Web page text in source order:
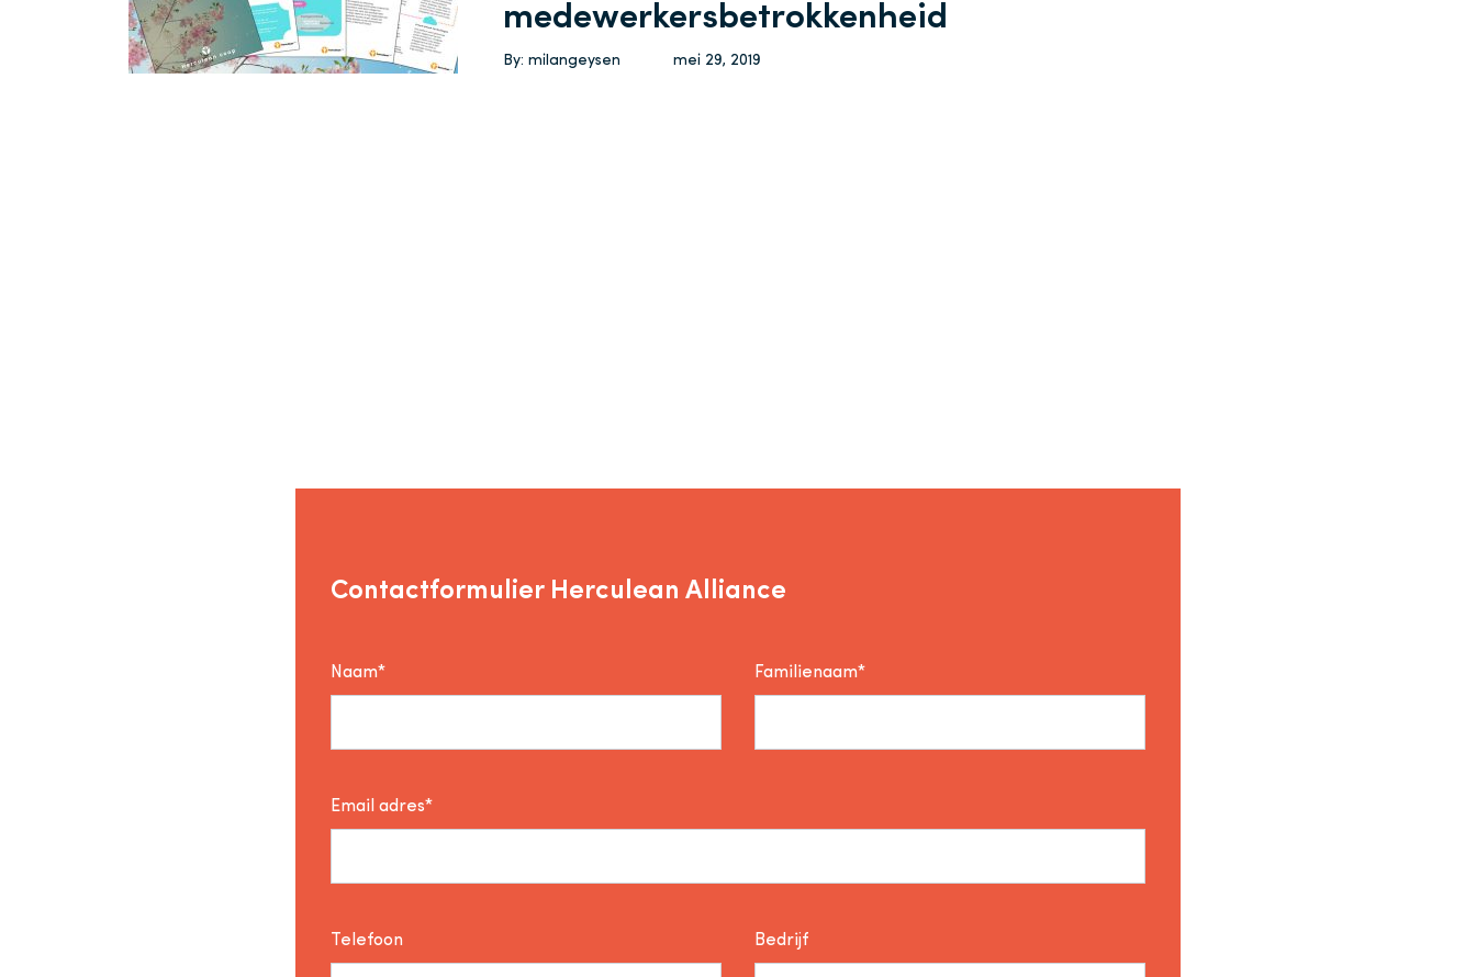
medewerkersbetrokkenheid
By: milangeysen mei 29, 2019
Contactformulier Herculean Alliance
Naam* Familienaam*
Email adres*
Telefoon Bedrijf